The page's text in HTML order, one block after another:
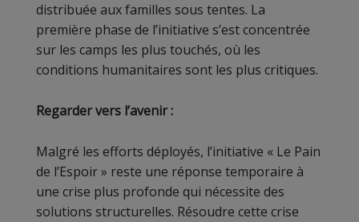
distribuée aux familles sous tentes. La
première phase de l’initiative s’est concentrée
sur les camps les plus touchés, où les
conditions humanitaires sont les plus critiques.
Regarder vers l’avenir :
Malgré les efforts déployés, l’initiative « Le Pain
de l’Espoir » reste une réponse temporaire à
une crise plus profonde qui nécessite des
solutions structurelles. Résoudre cette crise